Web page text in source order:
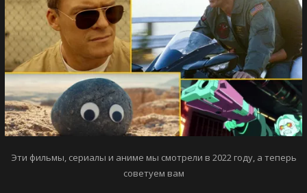
Эти фильмы, сериалы и аниме мы смотрели в 2022 году, а теперь
советуем вам